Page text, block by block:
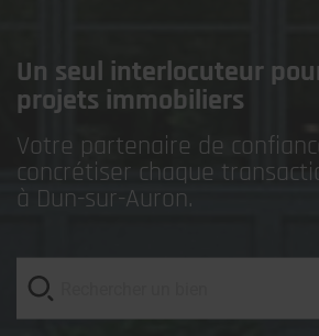
Un seul interlocuteur
projets immobiliers
Votre partenaire de
concrétiser chaque
à Dun-sur-Auron.